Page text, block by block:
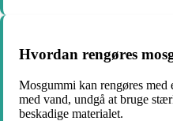
Hvordan rengøres
Mosgummi kan rengøres
med vand, undgå at bruge
beskadige materialet.